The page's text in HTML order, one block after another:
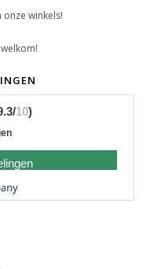
onze winkels!
10)